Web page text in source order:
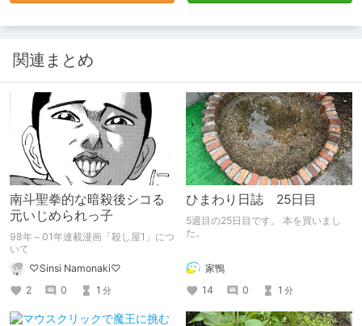
関連まとめ
南斗聖拳的な暗殺後シコる
元いじめられっ子
98年～01年連載漫画「殺し屋1」につ
いて
♡Sinsi Namonaki♡
2
0 1 分
ひまわり日誌 25日目
5週目の25日目です。 本を買いまし
た。
家鴨
14
0 1 分